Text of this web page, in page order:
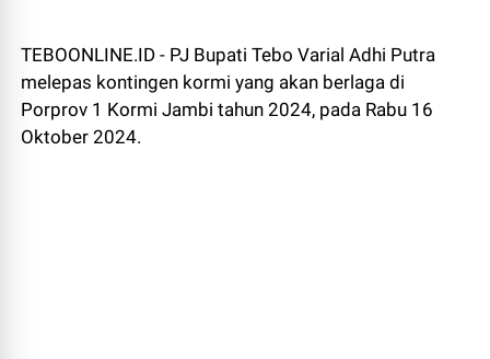
TEBOONLINE.ID - PJ Bupati Tebo Varial Adhi Putra
melepas kontingen kormi yang akan berlaga di
Porprov 1 Kormi Jambi tahun 2024, pada Rabu 16
Oktober 2024.